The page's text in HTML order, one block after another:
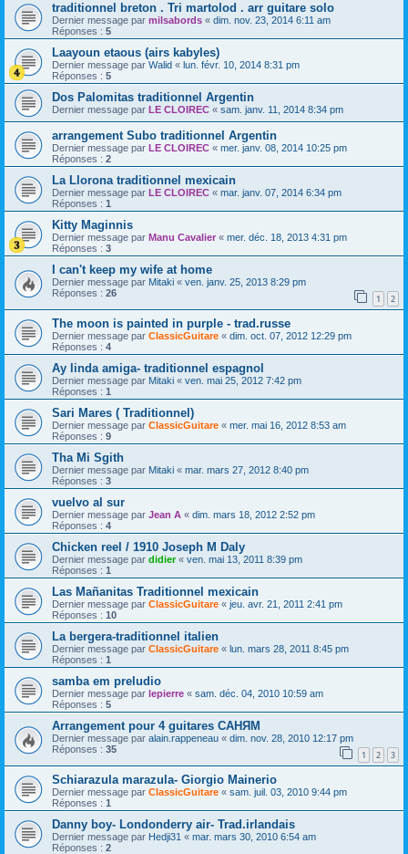
traditionnel breton . Tri martolod . arr guitare solo
Dernier message par milsabords « dim. nov. 23, 2014 6:11 am
Réponses : 5
Laayoun etaous (airs kabyles)
Dernier message par Walid « lun. févr. 10, 2014 8:31 pm
Réponses : 5
Dos Palomitas traditionnel Argentin
Dernier message par LE CLOIREC « sam. janv. 11, 2014 8:34 pm
arrangement Subo traditionnel Argentin
Dernier message par LE CLOIREC « mer. janv. 08, 2014 10:25 pm
Réponses : 2
La Llorona traditionnel mexicain
Dernier message par LE CLOIREC « mar. janv. 07, 2014 6:34 pm
Réponses : 1
Kitty Maginnis
Dernier message par Manu Cavalier « mer. déc. 18, 2013 4:31 pm
Réponses : 3
I can't keep my wife at home
Dernier message par Mitaki « ven. janv. 25, 2013 8:29 pm
Réponses : 26 1 2
The moon is painted in purple - trad.russe
Dernier message par ClassicGuitare « dim. oct. 07, 2012 12:29 pm
Réponses : 4
Ay linda amiga- traditionnel espagnol
Dernier message par Mitaki « ven. mai 25, 2012 7:42 pm
Réponses : 1
Sari Mares ( Traditionnel)
Dernier message par ClassicGuitare « mer. mai 16, 2012 8:53 am
Réponses : 9
Tha Mi Sgith
Dernier message par Mitaki « mar. mars 27, 2012 8:40 pm
Réponses : 3
vuelvo al sur
Dernier message par Jean A « dim. mars 18, 2012 2:52 pm
Réponses : 4
Chicken reel / 1910 Joseph M Daly
Dernier message par didier« ven. mai 13, 2011 8:39 pm
Réponses : 1
Las Mañanitas Traditionnel mexicain
Dernier message par ClassicGuitare « jeu. avr. 21, 2011 2:41 pm
Réponses : 10
La bergera-traditionnel italien
Dernier message par ClassicGuitare « lun. mars 28, 2011 8:45 pm
Réponses : 1
samba em preludio
Dernier message par lepierre « sam. déc. 04, 2010 10:59 am
Réponses : 5
Arrangement pour 4 guitares САНЯМ
Dernier message par alain.rappeneau « dim. nov. 28, 2010 12:17 pm
Réponses : 35 1 2 3
Schiarazula marazula- Giorgio Mainerio
Dernier message par ClassicGuitare « sam. juil. 03, 2010 9:44 pm
Réponses : 1
Danny boy- Londonderry air- Trad.irlandais
Dernier message par Hedji31 « mar. mars 30, 2010 6:54 am
Réponses : 2